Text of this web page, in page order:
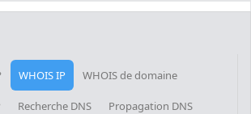
WHOIS IP WHOIS de domaine
Recherche DNS Propagation DNS